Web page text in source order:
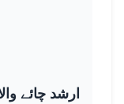
ارشد چائے